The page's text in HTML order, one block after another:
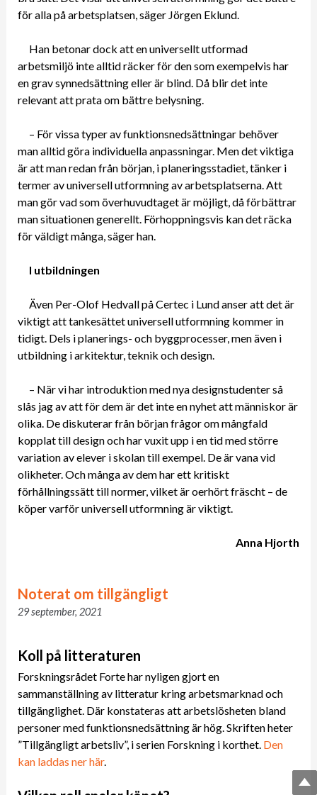
för alla på arbetsplatsen, säger Jörgen Eklund.
Han betonar dock att en universellt utformad
arbetsmiljö inte alltid räcker för den som exempelvis har
en grav synnedsättning eller är blind. Då blir det inte
relevant att prata om bättre belysning.
– För vissa typer av funktionsnedsättningar behöver
man alltid göra individuella anpassningar. Men det viktiga
är att man redan från början, i planeringsstadiet, tänker i
termer av universell utformning av arbetsplatserna. Att
man gör vad som överhuvudtaget är möjligt, då förbättrar
man situationen generellt. Förhoppningsvis kan det räcka
för väldigt många, säger han.
I utbildningen
Även Per-Olof Hedvall på Certec i Lund anser att det är
viktigt att tankesättet universell utformning kommer in
tidigt. Dels i planerings- och byggprocesser, men även i
utbildning i arkitektur, teknik och design.
– När vi har introduktion med nya designstudenter så
slås jag av att för dem är det inte en nyhet att människor är
olika. De diskuterar från början frågor om mångfald
kopplat till design och har vuxit upp i en tid med större
variation av elever i skolan till exempel. De är vana vid
olikheter. Och många av dem har ett kritiskt
förhållningssätt till normer, vilket är oerhört fräscht – de
köper varför universell utformning är viktigt.
Anna Hjorth
Noterat om tillgängligt
29 september, 2021
Koll på litteraturen
Forskningsrådet Forte har nyligen gjort en
sammanställning av litteratur kring arbetsmarknad och
tillgänglighet. Där konstateras att arbetslösheten bland
personer med funktionsnedsättning är hög. Skriften heter
”Tillgängligt arbetsliv”, i serien Forskning i korthet. Den
kan laddas ner här.